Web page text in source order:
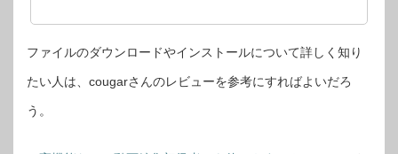
ファイルのダウンロードやインストールについて詳しく知り
たい人は、cougarさんのレビューを参考にすればよいだろ
う。